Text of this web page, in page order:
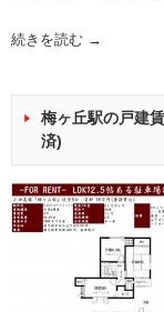
続きを読む →
梅ヶ丘駅の戸建
済)